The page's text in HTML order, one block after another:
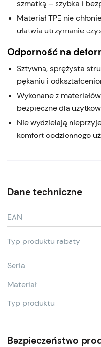
szmatką – szybka i
Materiał TPE nie
ułatwia utrzymanie
Odporność na
Sztywna, sprężysta
pękaniu i
Wykonane z
bezpieczne dla
Nie wydzielają
komfort codziennego
Dane techniczne
EAN
Typ produktu rabaty
Seria
Materiał
Typ produktu
Bezpieczeństwo